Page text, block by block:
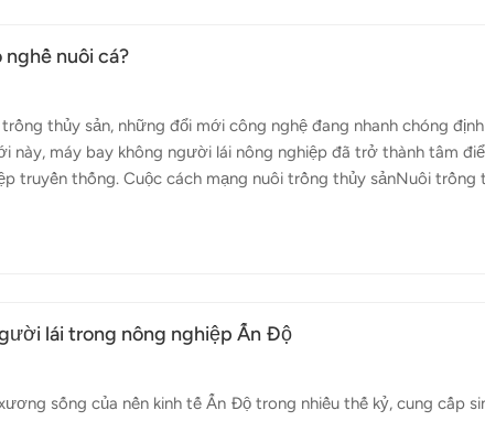
nuôi cá?
thủy sản, những đổi mới công nghệ đang nhanh chóng định
này, máy bay không người lái nông nghiệp đã trở thành tâm
truyền thống. Cuộc cách mạng nuôi trồng thủy sảnNuôi trồng
cũng tăng theo. Để đáp ứng nhu cầu này một cách bền vững,
và máy bay không người lái đã trở thành công cụ không thể
lái trong nông nghiệp Ấn Độ
sống của nền kinh tế Ấn Độ trong nhiều thế kỷ, cung cấp